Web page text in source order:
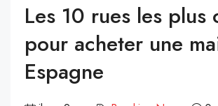
Les 10 rues les plus
pour acheter une
Espagne